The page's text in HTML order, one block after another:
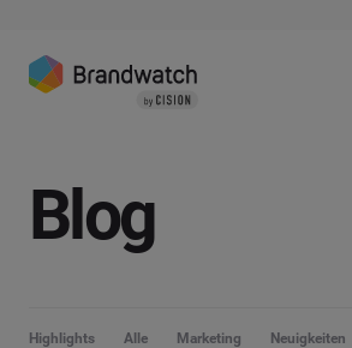
Blog
Highlights Alle Marketing Neuigkeiten